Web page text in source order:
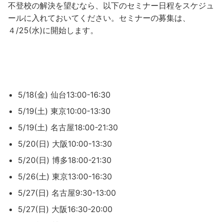
不登校の解決を望むなら、以下のセミナー日程をスケジュ
ールに入れておいてください。セミナーの募集は、
４/25(水)に開始します。
5/18(金) 仙台13:00-16:30
5/19(土) 東京10:00-13:30
5/19(土) 名古屋18:00-21:30
5/20(日) 大阪10:00-13:30
5/20(日) 博多18:00-21:30
5/26(土) 東京13:00-16:30
5/27(日) 名古屋9:30-13:00
5/27(日) 大阪16:30-20:00